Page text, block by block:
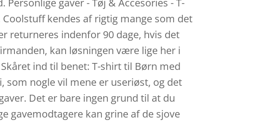
kendes af rigtig mange som det
returneres indenfor 90 dage, hvis det
kan løsningen være lige her i
ind til benet: T-shirt til Børn med
som nogle vil mene er useriøst, og det
Det er bare ingen grund til at du
gavemodtagere kan grine af de sjove